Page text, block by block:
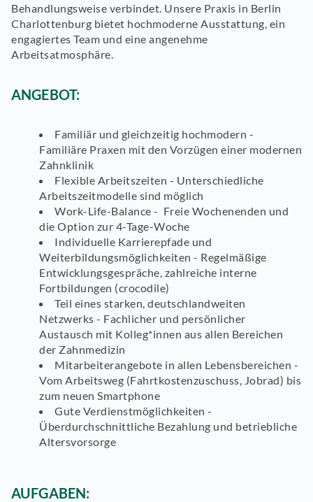
Behandlungsweise verbindet. Unsere Praxis in Berlin
Charlottenburg bietet hochmoderne Ausstattung, ein
engagiertes Team und eine angenehme
Arbeitsatmosphäre.
ANGEBOT:
Familiär und gleichzeitig hochmodern -
Familiäre Praxen mit den Vorzügen einer modernen
Zahnklinik
Flexible Arbeitszeiten - Unterschiedliche
Arbeitszeitmodelle sind möglich
Work-Life-Balance - Freie Wochenenden und
die Option zur 4-Tage-Woche
Individuelle Karrierepfade und
Weiterbildungsmöglichkeiten - Regelmäßige
Entwicklungsgespräche, zahlreiche interne
Fortbildungen (crocodile)
Teil eines starken, deutschlandweiten
Netzwerks - Fachlicher und persönlicher
Austausch mit Kolleg*innen aus allen Bereichen
der Zahnmedizin
Mitarbeiterangebote in allen Lebensbereichen -
Vom Arbeitsweg (Fahrtkostenzuschuss, Jobrad) bis
zum neuen Smartphone
Gute Verdienstmöglichkeiten -
Überdurchschnittliche Bezahlung und betriebliche
Altersvorsorge
AUFGABEN: